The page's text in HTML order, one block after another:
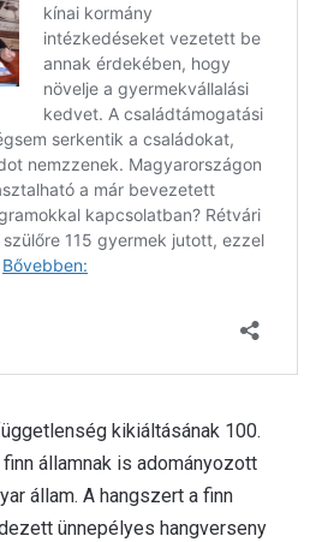
kikiáltásának 100.
államnak is adományozott
állam. A hangszert a finn
ünnepélyes hangverseny